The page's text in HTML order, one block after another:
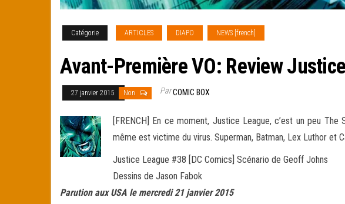
Catégorie ARTICLES DIAPO NEWS [french]
Avant-Première VO: Review
27 janvier 2015 Non ParCOMIC BOX
[FRENCH] En ce moment, Justice League, c’est un peu
même est victime du virus. Superman, Batman, Lex Luthor et
Justice League #38 [DC Comics] Scénario de Geoff Johns
Dessins de Jason Fabok
Parution aux USA le mercredi 21 janvier 2015